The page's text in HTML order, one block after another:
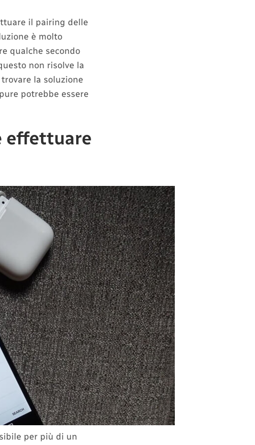
il pairing delle
è molto
qualche secondo
non risolve la
la soluzione
potrebbe essere
effettuare
per più di un